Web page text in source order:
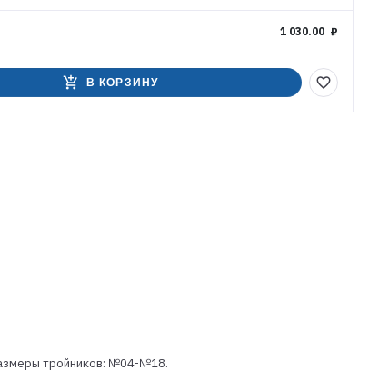
1 030.00 ₽
add_shopping_cart В КОРЗИНУ favorite_border
тройников: №04-№18.